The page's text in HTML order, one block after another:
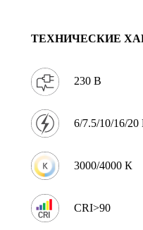
ТЕХНИЧЕСКИЕ
230 В
6/7.5/10/16/20
3000/4000 К
CRI>90